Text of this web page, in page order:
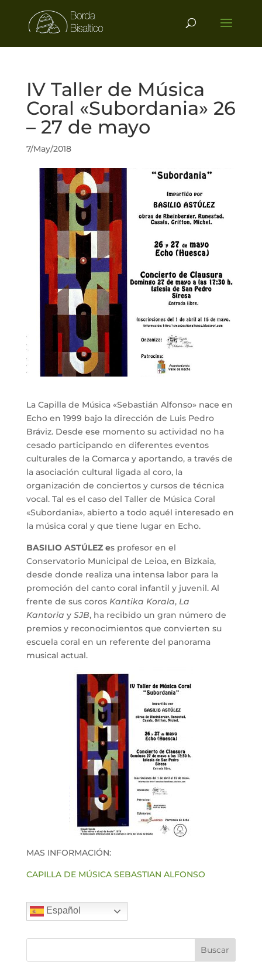
IV Taller de Música
Coral «Subordania» 26
– 27 de mayo
7/May/2018
La Capilla de Música «Sebastián Alfonso» nace en
Echo en 1999 bajo la dirección de Luis Pedro
Bráviz. Desde ese momento su actividad no ha
cesado participando en diferentes eventos
culturales de la Comarca y aportando, a través de
la asociación cultural ligada al coro, la
organización de conciertos y cursos de técnica
vocal. Tal es el caso del Taller de Música Coral
«Subordania», abierto a todo aquél interesado en
la música coral y que tiene lugar en Echo.
BASILIO ASTÚLEZ es profesor en el
Conservatorio Municipal de Leioa, en Bizkaia,
desde donde realiza una intensa labor para la
promoción del canto coral infantil y juvenil. Al
frente de sus coros Kantika Korala, La
Kantoria y SJB, ha recibido un gran número de
premios y reconocimientos que convierten su
escuela coral en un referente del panorama
musical actual.
MAS INFORMACIÓN:
CAPILLA DE MÚSICA SEBASTIAN ALFONSO
Español